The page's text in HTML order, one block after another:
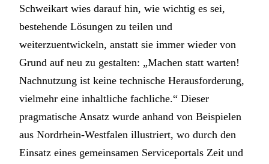
Schweikart wies darauf hin, wie wichtig es sei,
bestehende Lösungen zu teilen und
weiterzuentwickeln, anstatt sie immer wieder von
Grund auf neu zu gestalten: „Machen statt warten!
Nachnutzung ist keine technische Herausforderung,
vielmehr eine inhaltliche fachliche.“ Dieser
pragmatische Ansatz wurde anhand von Beispielen
aus Nordrhein-Westfalen illustriert, wo durch den
Einsatz eines gemeinsamen Serviceportals Zeit und